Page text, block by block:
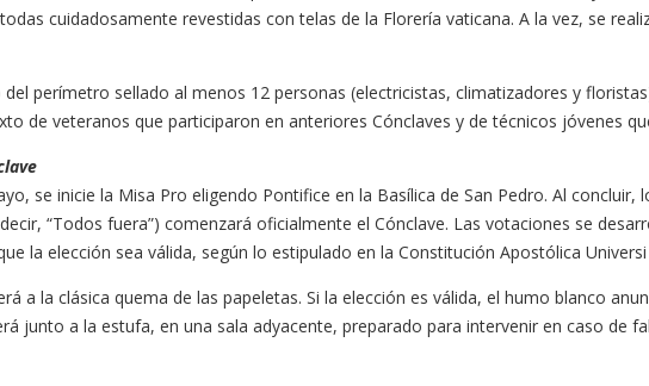
cuidadosamente revestidas con telas de la Florería vaticana. A la vez, se
perímetro sellado al menos 12 personas (electricistas, climatizadores y
de veteranos que participaron en anteriores Cónclaves y de técnicos jóvenes
se inicie la Misa Pro eligendo Pontifice en la Basílica de San Pedro. Al concluir,
“Todos fuera”) comenzará oficialmente el Cónclave. Las votaciones se
la elección sea válida, según lo estipulado en la Constitución Apostólica
a la clásica quema de las papeletas. Si la elección es válida, el humo blanco
junto a la estufa, en una sala adyacente, preparado para intervenir en caso